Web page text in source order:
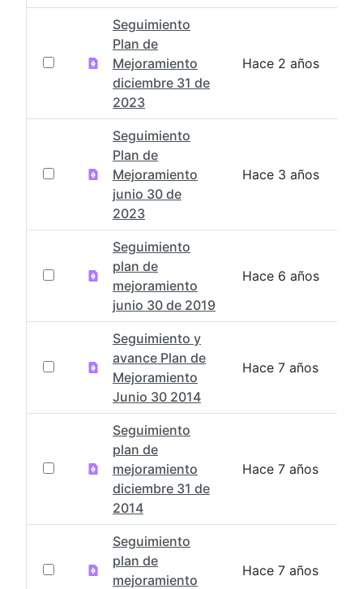
Seguimiento
Plan de
Mejoramiento
diciembre 31 de
2023
Hace 2 años
Seguimiento
Plan de
Mejoramiento
junio 30 de
2023
Hace 3 años
Seguimiento
plan de
mejoramiento
junio 30 de 2019
Hace 6 años
Seguimiento y
avance Plan de
Mejoramiento
Junio 30 2014
Hace 7 años
Seguimiento
plan de
mejoramiento
diciembre 31 de
2014
Hace 7 años
Seguimiento
plan de
mejoramiento
Hace 7 años